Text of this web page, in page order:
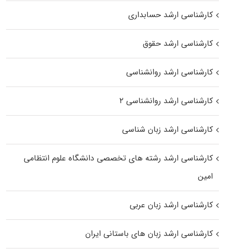
کارشناسی ارشد حسابداری
کارشناسی ارشد حقوق
کارشناسی ارشد روانشناسی
کارشناسی ارشد روانشناسی ۲
کارشناسی ارشد زبان شناسی
کارشناسی ارشد رﺷﺘﻪ ﻫﺎی تخصصی داﻧﺸﮕﺎه ﻋﻠﻮم انتظامی
اﻣﻴﻦ
کارشناسی ارشد زبان عربی
کارشناسی ارشد زبان‌ های باستانی ایران